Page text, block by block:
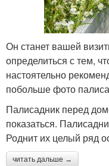
Он станет вашей
определиться с тем,
настоятельно
побольше фото
Палисадник перед
показаться.
Роднит их целый ряд
читать дальше →